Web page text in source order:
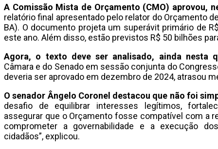
A Comissão Mista de Orçamento (CMO) aprovou,
relatório final apresentado pelo relator do Orçamento
BA). O documento projeta um superávit primário de
este ano. Além disso, estão previstos R$ 50 bilhões
Agora, o texto deve ser analisado, ainda nesta
Câmara e do Senado em sessão conjunta do
deveria ser aprovado em dezembro de 2024, atrasou
O senador Ângelo Coronel destacou que não foi
desafio de equilibrar interesses legítimos,
assegurar que o Orçamento fosse compatível com a
comprometer a governabilidade e a execução
cidadãos”, explicou.